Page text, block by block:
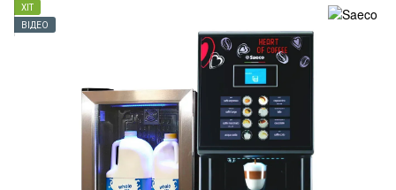
ХІТ
ВІДЕО